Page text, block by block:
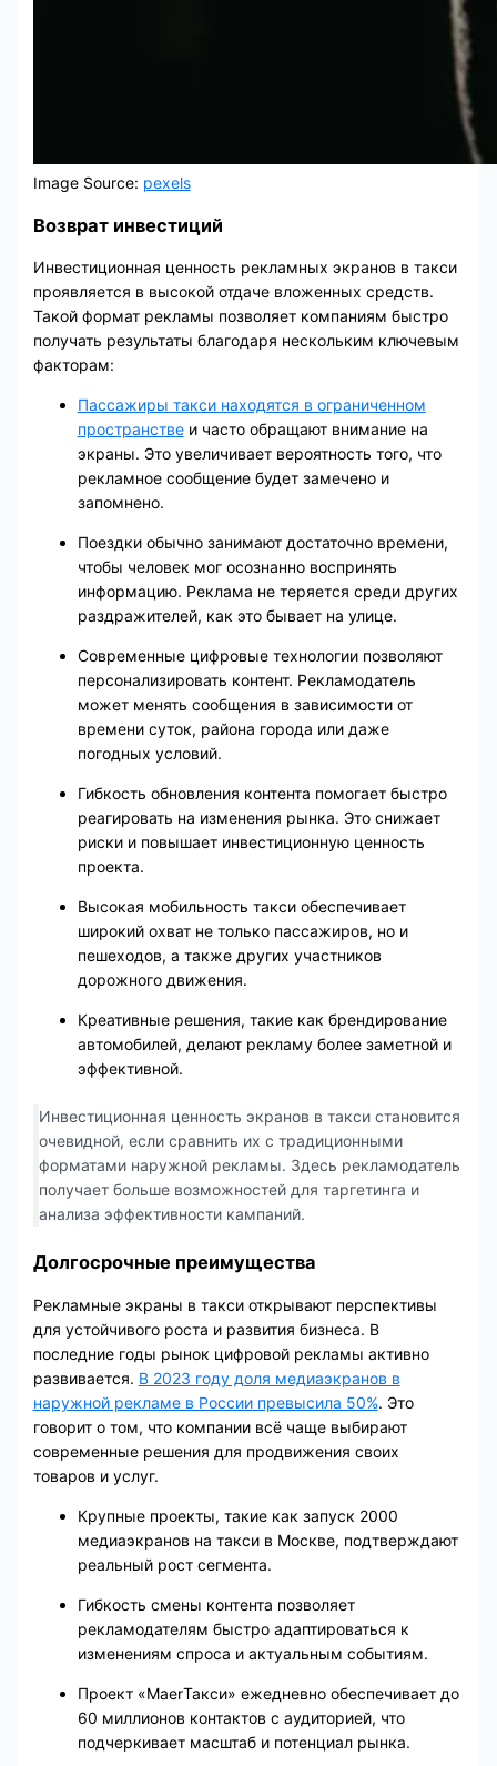
Image Source: pexels
Возврат инвестиций
Инвестиционная ценность рекламных экранов в такси
проявляется в высокой отдаче вложенных средств.
Такой формат рекламы позволяет компаниям быстро
получать результаты благодаря нескольким ключевым
факторам:
Пассажиры такси находятся в ограниченном
пространствеи часто обращают внимание на
экраны. Это увеличивает вероятность того, что
рекламное сообщение будет замечено и
запомнено.
Поездки обычно занимают достаточно времени,
чтобы человек мог осознанно воспринять
информацию. Реклама не теряется среди других
раздражителей, как это бывает на улице.
Современные цифровые технологии позволяют
персонализировать контент. Рекламодатель
может менять сообщения в зависимости от
времени суток, района города или даже
погодных условий.
Гибкость обновления контента помогает быстро
реагировать на изменения рынка. Это снижает
риски и повышает инвестиционную ценность
проекта.
Высокая мобильность такси обеспечивает
широкий охват не только пассажиров, но и
пешеходов, а также других участников
дорожного движения.
Креативные решения, такие как брендирование
автомобилей, делают рекламу более заметной и
эффективной.
Инвестиционная ценность экранов в такси становится
очевидной, если сравнить их с традиционными
форматами наружной рекламы. Здесь рекламодатель
получает больше возможностей для таргетинга и
анализа эффективности кампаний.
Долгосрочные преимущества
Рекламные экраны в такси открывают перспективы
для устойчивого роста и развития бизнеса. В
последние годы рынок цифровой рекламы активно
развивается. В 2023 году доля медиаэкранов в
наружной рекламе в России превысила 50%. Это
говорит о том, что компании всё чаще выбирают
современные решения для продвижения своих
товаров и услуг.
Крупные проекты, такие как запуск 2000
медиаэкранов на такси в Москве, подтверждают
реальный рост сегмента.
Гибкость смены контента позволяет
рекламодателям быстро адаптироваться к
изменениям спроса и актуальным событиям.
Проект «MaerТакси» ежедневно обеспечивает до
60 миллионов контактов с аудиторией, что
подчеркивает масштаб и потенциал рынка.